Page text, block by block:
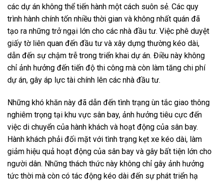
các dự án không thể tiến hành một cách suôn sẻ. Các quy
trình hành chính tốn nhiều thời gian và không nhất quán đã
tạo ra những trở ngại lớn cho các nhà đầu tư. Việc phê duyệt
giấy tờ liên quan đến đầu tư và xây dựng thường kéo dài,
dẫn đến sự chậm trễ trong triển khai dự án. Điều này không
chỉ ảnh hưởng đến tiến độ thi công mà còn làm tăng chi phí
dự án, gây áp lực tài chính lên các nhà đầu tư.
Những khó khăn này đã dẫn đến tình trạng ùn tắc giao thông
nghiêm trọng tại khu vực sân bay, ảnh hưởng tiêu cực đến
việc di chuyển của hành khách và hoạt động của sân bay.
Hành khách phải đối mặt với tình trạng kẹt xe kéo dài, làm
giảm hiệu quả hoạt động của sân bay và gây bất tiện lớn cho
người dân. Những thách thức này không chỉ gây ảnh hưởng
tức thời mà còn có tác động kéo dài đến sự phát triển hạ